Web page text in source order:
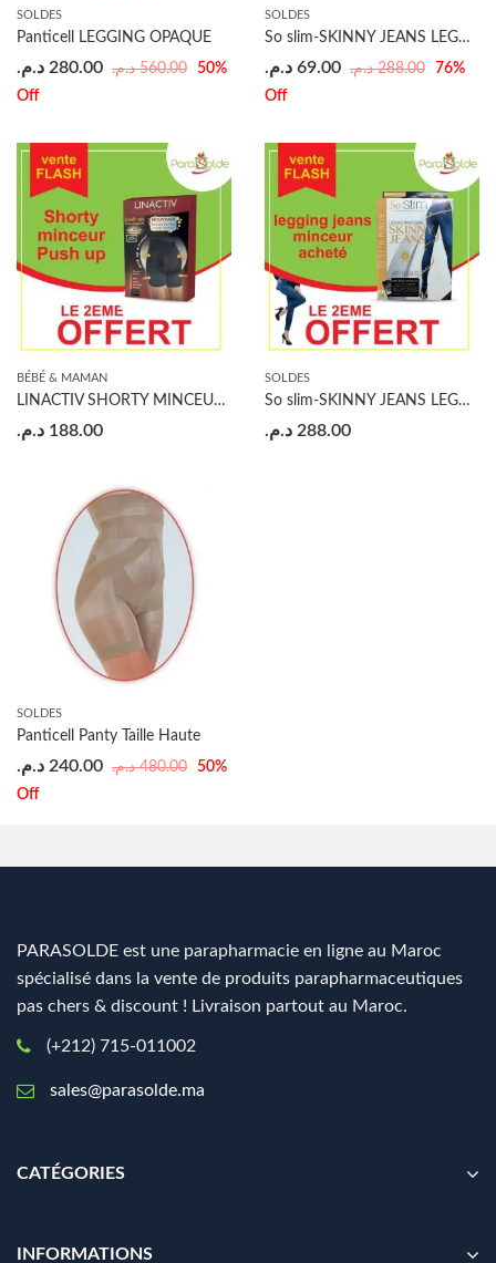
SOLDES
Panticell LEGGING OPAQUE
560.00 د.م. 280.00 د.م. 50%
Off
SOLDES
So slim-SKINNY JEANS LEGGINGS AMINCISSANT
288.00 د.م. 69.00 د.م. 76%
Off
BÉBÉ & MAMAN
LINACTIV SHORTY MINCEUR PUSH UP ACHETE=1 OFFERT
188.00 د.م.
SOLDES
So slim-SKINNY JEANS LEGGINGS AMINCISSANT ACHETE=1 OFFERT
288.00 د.م.
SOLDES
Panticell Panty Taille Haute
480.00 د.م. 240.00 د.م. 50%
Off
PARASOLDE est une parapharmacie en ligne au Maroc
spécialisé dans la vente de produits parapharmaceutiques
pas chers & discount ! Livraison partout au Maroc.
(+212) 715-011002
sales@parasolde.ma
CATÉGORIES
INFORMATIONS